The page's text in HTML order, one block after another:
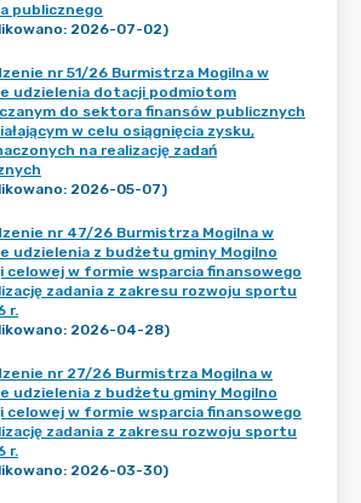
publicznego
2026-07-02)
nr 51/26 Burmistrza Mogilna w
udzielenia dotacji podmiotom
do sektora finansów publicznych
w celu osiągnięcia zysku,
na realizację zadań
2026-05-07)
nr 47/26 Burmistrza Mogilna w
udzielenia z budżetu gminy Mogilno
celowej w formie wsparcia finansowego
zadania z zakresu rozwoju sportu
r.
2026-04-28)
nr 27/26 Burmistrza Mogilna w
udzielenia z budżetu gminy Mogilno
celowej w formie wsparcia finansowego
zadania z zakresu rozwoju sportu
r.
2026-03-30)